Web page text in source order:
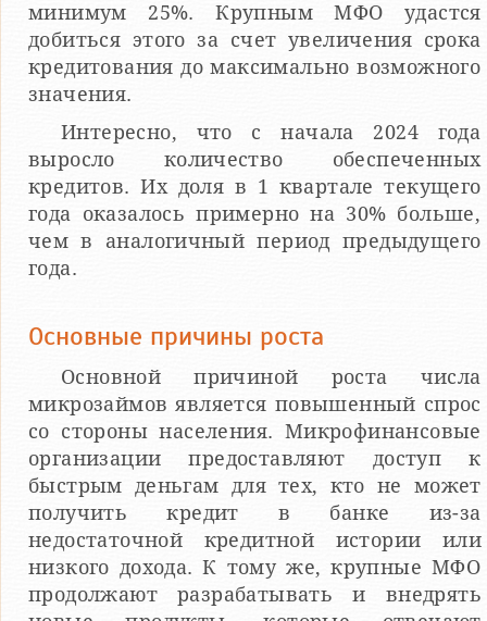
минимум 25%. Крупным МФО удастся
добиться этого за счет увеличения срока
кредитования до максимально возможного
значения.
Интересно, что с начала 2024 года
выросло количество обеспеченных
кредитов. Их доля в 1 квартале текущего
года оказалось примерно на 30% больше,
чем в аналогичный период предыдущего
года.
Основные причины роста
Основной причиной роста числа
микрозаймов является повышенный спрос
со стороны населения. Микрофинансовые
организации предоставляют доступ к
быстрым деньгам для тех, кто не может
получить кредит в банке из-за
недостаточной кредитной истории или
низкого дохода. К тому же, крупные МФО
продолжают разрабатывать и внедрять